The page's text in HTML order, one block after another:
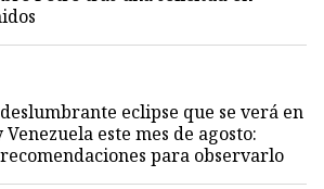
eclipse que se verá en
Venezuela este mes de agosto:
para observarlo